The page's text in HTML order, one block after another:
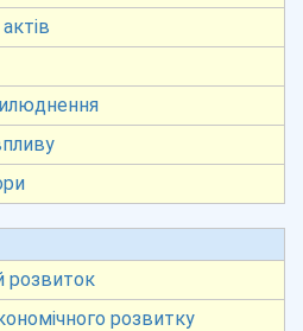
розвиток
розвитку